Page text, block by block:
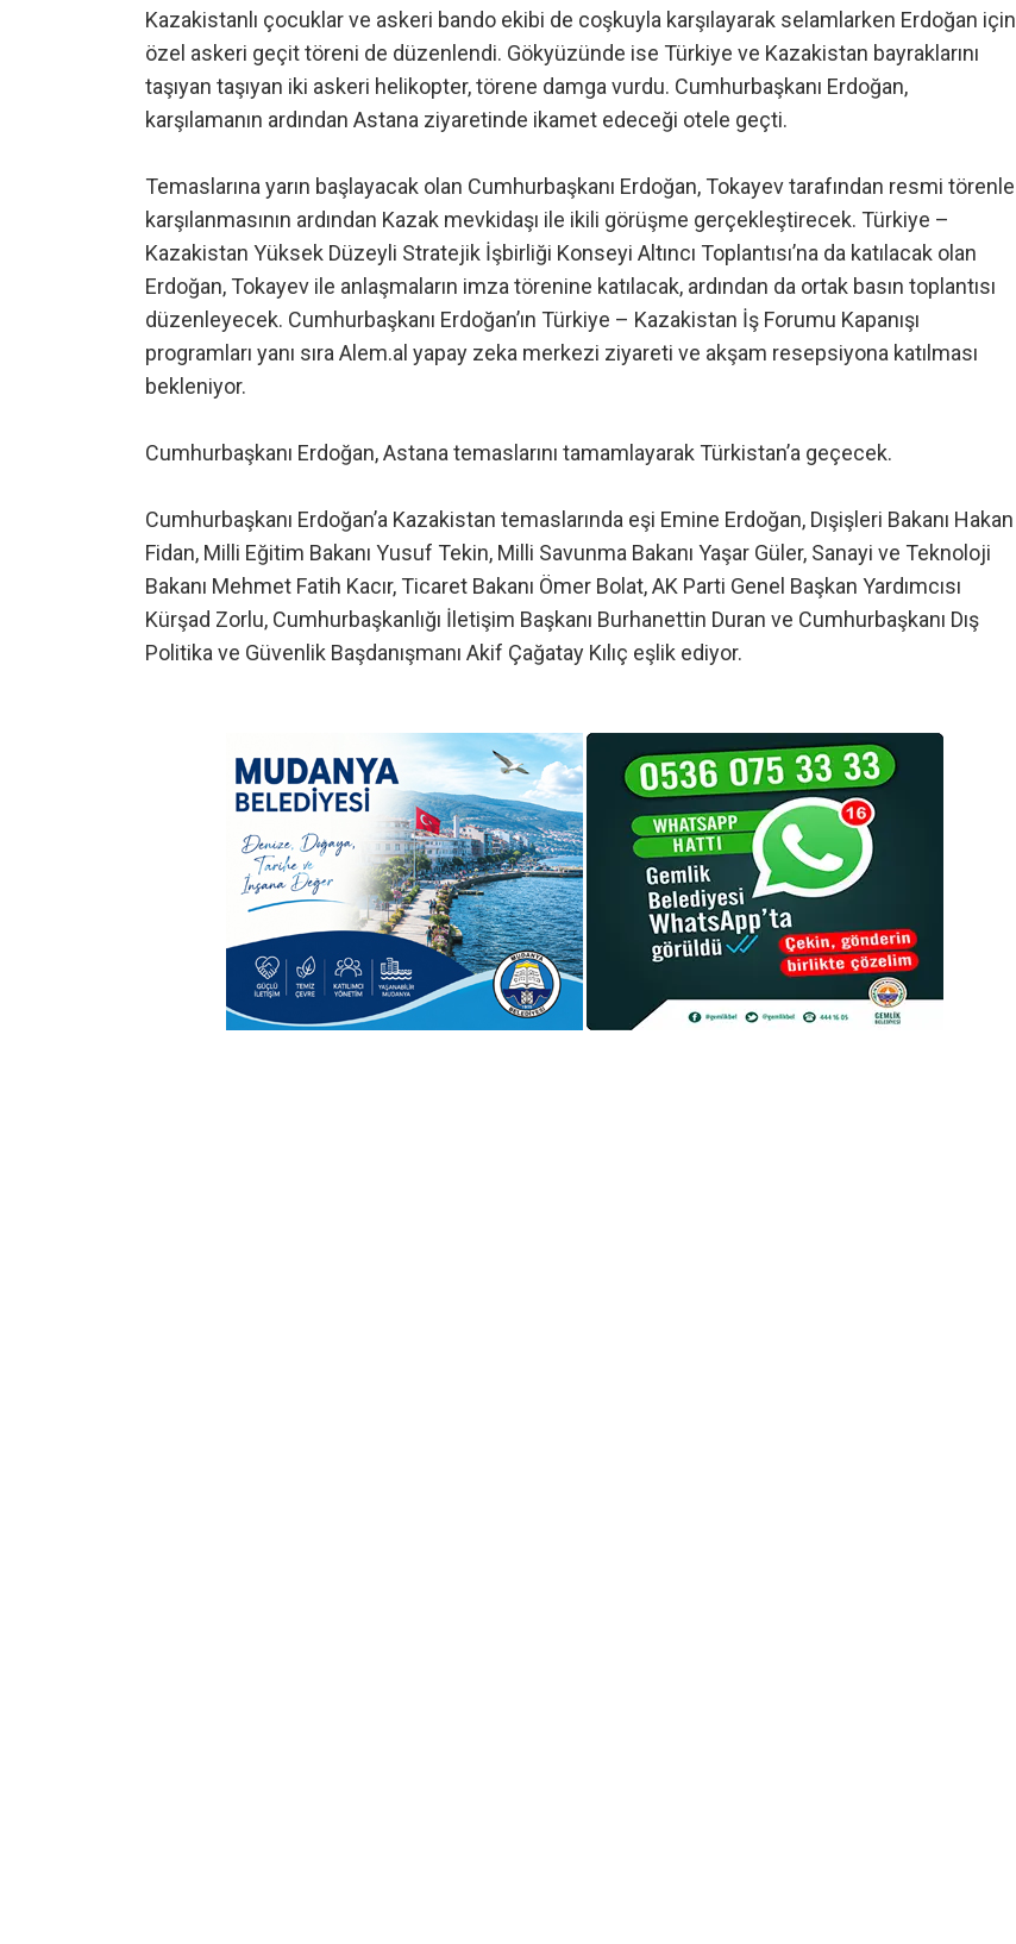
Kazakistanlı çocuklar ve askeri bando ekibi de coşkuyla karşılayarak selamlarken Erdoğan için
özel askeri geçit töreni de düzenlendi. Gökyüzünde ise Türkiye ve Kazakistan bayraklarını
taşıyan taşıyan iki askeri helikopter, törene damga vurdu. Cumhurbaşkanı Erdoğan,
karşılamanın ardından Astana ziyaretinde ikamet edeceği otele geçti.
Temaslarına yarın başlayacak olan Cumhurbaşkanı Erdoğan, Tokayev tarafından resmi törenle
karşılanmasının ardından Kazak mevkidaşı ile ikili görüşme gerçekleştirecek. Türkiye –
Kazakistan Yüksek Düzeyli Stratejik İşbirliği Konseyi Altıncı Toplantısı’na da katılacak olan
Erdoğan, Tokayev ile anlaşmaların imza törenine katılacak, ardından da ortak basın toplantısı
düzenleyecek. Cumhurbaşkanı Erdoğan’ın Türkiye – Kazakistan İş Forumu Kapanışı
programları yanı sıra Alem.al yapay zeka merkezi ziyareti ve akşam resepsiyona katılması
bekleniyor.
Cumhurbaşkanı Erdoğan, Astana temaslarını tamamlayarak Türkistan’a geçecek.
Cumhurbaşkanı Erdoğan’a Kazakistan temaslarında eşi Emine Erdoğan, Dışişleri Bakanı Hakan
Fidan, Milli Eğitim Bakanı Yusuf Tekin, Milli Savunma Bakanı Yaşar Güler, Sanayi ve Teknoloji
Bakanı Mehmet Fatih Kacır, Ticaret Bakanı Ömer Bolat, AK Parti Genel Başkan Yardımcısı
Kürşad Zorlu, Cumhurbaşkanlığı İletişim Başkanı Burhanettin Duran ve Cumhurbaşkanı Dış
Politika ve Güvenlik Başdanışmanı Akif Çağatay Kılıç eşlik ediyor.